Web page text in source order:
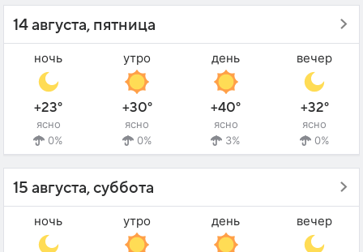
14 августа, пятница
ночь
+23°
ясно
0%
утро
+30°
ясно
0%
день
+40°
ясно
3%
вечер
+32°
ясно
0%
15 августа, суббота
ночь утро день вечер